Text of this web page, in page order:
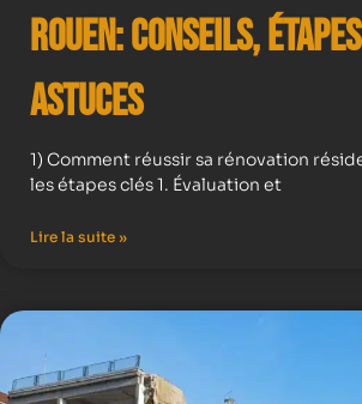
Rouen: Conseils,
Astuces
1) Comment réussir sa rénovation
les étapes clés 1. Évaluation et
Lire la suite »